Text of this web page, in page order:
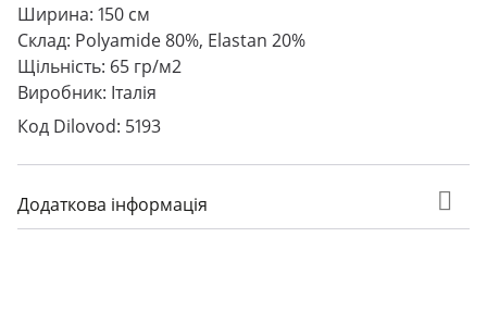
Ширина: 150 см
Склад: Polyamide 80%, Elastan 20%
Щільність: 65 гр/м2
Виробник: Італія
Код Dilovod: 5193
Додаткова інформація